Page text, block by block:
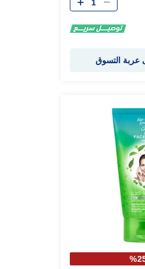
التسوق